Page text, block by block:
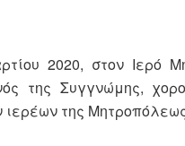
2020, στον Ιερό
της Συγγνώμης,
της